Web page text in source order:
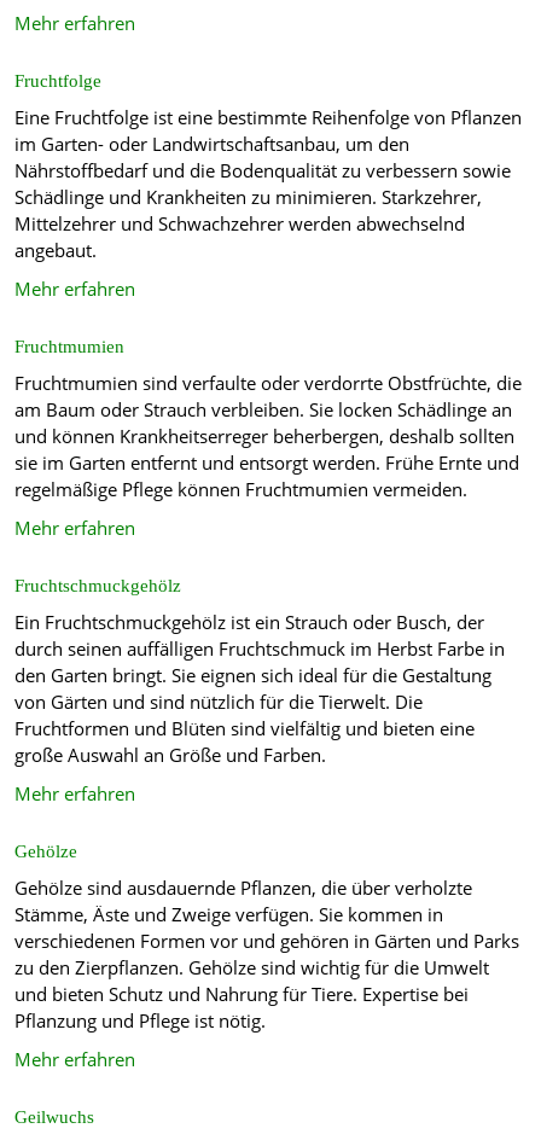
Mehr erfahren
Fruchtfolge
Eine Fruchtfolge ist eine bestimmte Reihenfolge von Pflanzen
im Garten- oder Landwirtschaftsanbau, um den
Nährstoffbedarf und die Bodenqualität zu verbessern sowie
Schädlinge und Krankheiten zu minimieren. Starkzehrer,
Mittelzehrer und Schwachzehrer werden abwechselnd
angebaut.
Mehr erfahren
Fruchtmumien
Fruchtmumien sind verfaulte oder verdorrte Obstfrüchte, die
am Baum oder Strauch verbleiben. Sie locken Schädlinge an
und können Krankheitserreger beherbergen, deshalb sollten
sie im Garten entfernt und entsorgt werden. Frühe Ernte und
regelmäßige Pflege können Fruchtmumien vermeiden.
Mehr erfahren
Fruchtschmuckgehölz
Ein Fruchtschmuckgehölz ist ein Strauch oder Busch, der
durch seinen auffälligen Fruchtschmuck im Herbst Farbe in
den Garten bringt. Sie eignen sich ideal für die Gestaltung
von Gärten und sind nützlich für die Tierwelt. Die
Fruchtformen und Blüten sind vielfältig und bieten eine
große Auswahl an Größe und Farben.
Mehr erfahren
Gehölze
Gehölze sind ausdauernde Pflanzen, die über verholzte
Stämme, Äste und Zweige verfügen. Sie kommen in
verschiedenen Formen vor und gehören in Gärten und Parks
zu den Zierpflanzen. Gehölze sind wichtig für die Umwelt
und bieten Schutz und Nahrung für Tiere. Expertise bei
Pflanzung und Pflege ist nötig.
Mehr erfahren
Geilwuchs